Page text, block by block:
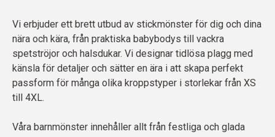
Vi erbjuder ett brett utbud av stickmönster för dig och dina
nära och kära, från praktiska babybodys till vackra
spetströjor och halsdukar. Vi designar tidlösa plagg med
känsla för detaljer och sätter en ära i att skapa perfekt
passform för många olika kroppstyper i storlekar från XS
till 4XL.
Våra barnmönster innehåller allt från festliga och glada